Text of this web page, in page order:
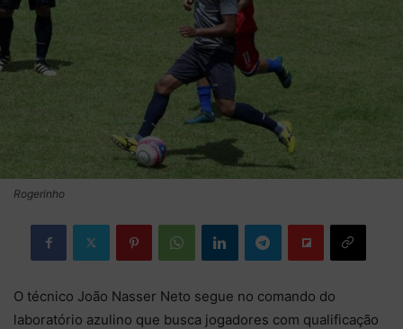
Rogerinho
O técnico João Nasser Neto segue no comando do
laboratório azulino que busca jogadores com qualificação